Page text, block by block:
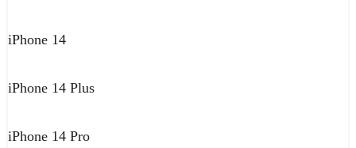
iPhone 14
iPhone 14 Plus
iPhone 14 Pro